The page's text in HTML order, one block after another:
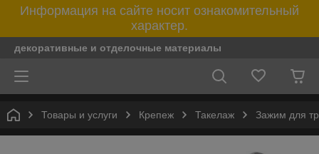
Информация на сайте носит ознакомительный
характер.
декоративные и отделочные материалы
Товары и услуги Крепеж Такелаж Зажим для